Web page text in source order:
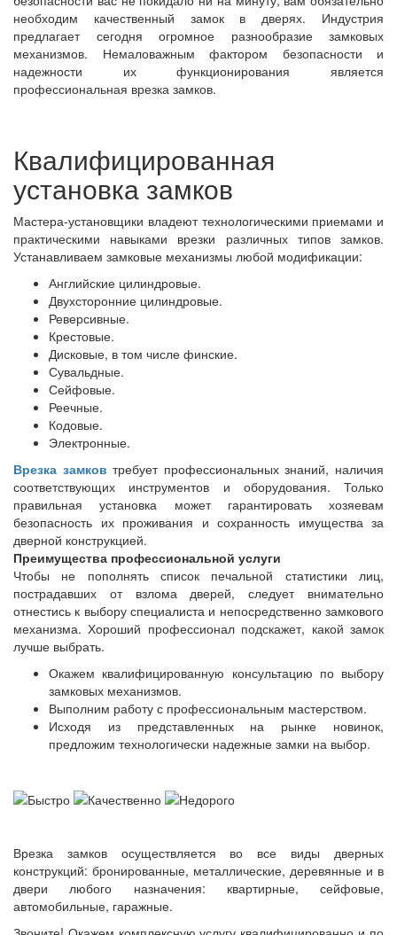
необходим качественный замок в дверях. Индустрия
предлагает сегодня огромное разнообразие замковых
механизмов. Немаловажным фактором безопасности и
надежности их функционирования является
профессиональная врезка замков.
Квалифицированная
установка замков
Мастера-установщики владеют технологическими приемами и
практическими навыками врезки различных типов замков.
Устанавливаем замковые механизмы любой модификации:
Английские цилиндровые.
Двухсторонние цилиндровые.
Реверсивные.
Крестовые.
Дисковые, в том числе финские.
Сувальдные.
Сейфовые.
Реечные.
Кодовые.
Электронные.
Врезка замков требует профессиональных знаний, наличия
соответствующих инструментов и оборудования. Только
правильная установка может гарантировать хозяевам
безопасность их проживания и сохранность имущества за
дверной конструкцией.
Преимущества профессиональной услуги
Чтобы не пополнять список печальной статистики лиц,
пострадавших от взлома дверей, следует внимательно
отнестись к выбору специалиста и непосредственно замкового
механизма. Хороший профессионал подскажет, какой замок
лучше выбрать.
Окажем квалифицированную консультацию по выбору
замковых механизмов.
Выполним работу с профессиональным мастерством.
Исходя из представленных на рынке новинок,
предложим технологически надежные замки на выбор.
Врезка замков осуществляется во все виды дверных
конструкций: бронированные, металлические, деревянные и в
двери любого назначения: квартирные, сейфовые,
автомобильные, гаражные.